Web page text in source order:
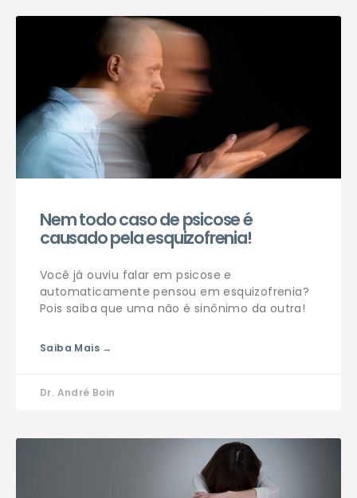
Agendar consulta
Nem todo caso de psicose é
causado pela esquizofrenia!
Você já ouviu falar em psicose e
automaticamente pensou em esquizofrenia?
Pois saiba que uma não é sinônimo da outra!
Saiba Mais →
Dr. André Boin